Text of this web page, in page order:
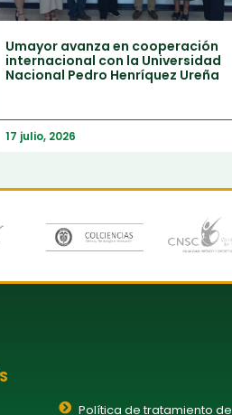
Umayor avanza en cooperación
internacional con la Universidad
Nacional Pedro Henríquez Ureña
17 julio, 2026
Política de tratamiento de